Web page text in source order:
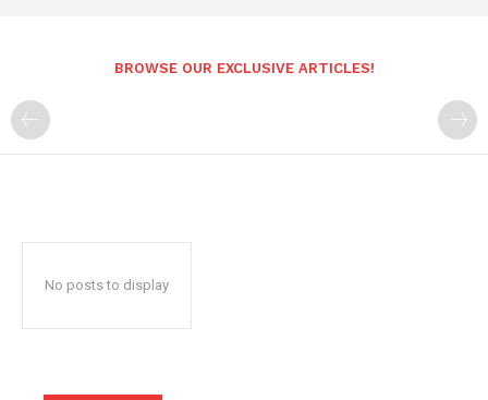
BROWSE OUR EXCLUSIVE ARTICLES!
No posts to display